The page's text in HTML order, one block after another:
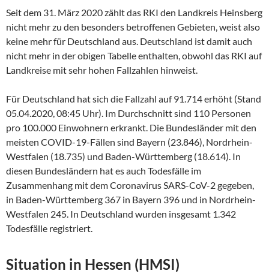
Seit dem 31. März 2020 zählt das RKI den Landkreis Heinsberg
nicht mehr zu den besonders betroffenen Gebieten, weist also
keine mehr für Deutschland aus. Deutschland ist damit auch
nicht mehr in der obigen Tabelle enthalten, obwohl das RKI auf
Landkreise mit sehr hohen Fallzahlen hinweist.
Für Deutschland hat sich die Fallzahl auf 91.714 erhöht (Stand
05.04.2020, 08:45 Uhr). Im Durchschnitt sind 110 Personen
pro 100.000 Einwohnern erkrankt. Die Bundesländer mit den
meisten COVID-19-Fällen sind Bayern (23.846), Nordrhein-
Westfalen (18.735) und Baden-Württemberg (18.614). In
diesen Bundesländern hat es auch Todesfälle im
Zusammenhang mit dem Coronavirus SARS-CoV-2 gegeben,
in Baden-Württemberg 367 in Bayern 396 und in Nordrhein-
Westfalen 245. In Deutschland wurden insgesamt 1.342
Todesfälle registriert.
Situation in Hessen (HMSI)